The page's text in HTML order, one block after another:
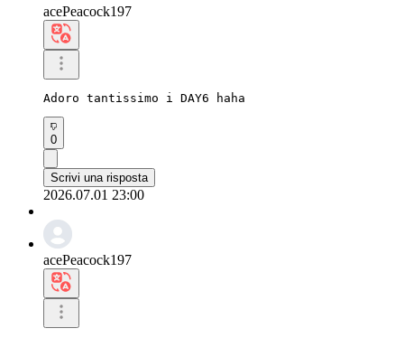
acePeacock197
Adoro tantissimo i DAY6 haha
0
Scrivi una risposta
2026.07.01 23:00
acePeacock197